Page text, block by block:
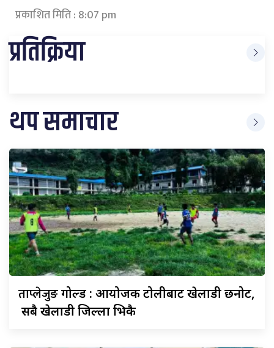
प्रकाशित मिति : 8:07 pm
प्रतिक्रिया
थप समाचार
ताप्लेजुङगोल्ड : आयोजक टोलीबाट खेलाडी छनोट,
सबै खेलाडी जिल्ला भित्रकै